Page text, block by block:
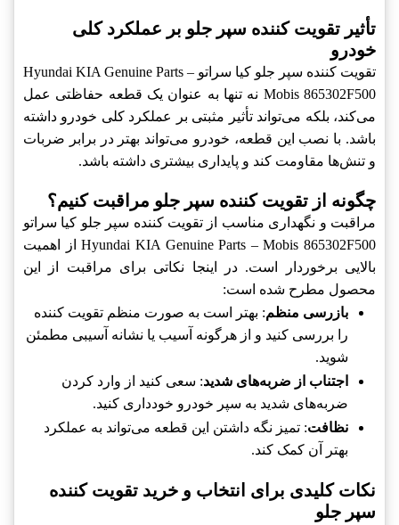
تأثیر تقویت کننده سپر جلو بر عملکرد کلی
خودرو
تقویت کننده سپر جلو کیا سراتو Hyundai KIA Genuine Parts –
Mobis 865302F500 نه تنها به عنوان یک قطعه حفاظتی عمل
می‌کند، بلکه می‌تواند تأثیر مثبتی بر عملکرد کلی خودرو داشته
باشد. با نصب این قطعه، خودرو می‌تواند بهتر در برابر ضربات
و تنش‌ها مقاومت کند و پایداری بیشتری داشته باشد.
چگونه از تقویت کننده سپر جلو مراقبت کنیم؟
مراقبت و نگهداری مناسب از تقویت کننده سپر جلو کیا سراتو
Hyundai KIA Genuine Parts – Mobis 865302F500 از اهمیت
بالایی برخوردار است. در اینجا نکاتی برای مراقبت از این
محصول مطرح شده است:
بازرسی منظم: بهتر است به صورت منظم تقویت کننده
را بررسی کنید و از هرگونه آسیب یا نشانه آسیبی مطمئن
شوید.
اجتناب از ضربه‌های شدید: سعی کنید از وارد کردن
ضربه‌های شدید به سپر خودرو خودداری کنید.
نظافت: تمیز نگه داشتن این قطعه می‌تواند به عملکرد
بهتر آن کمک کند.
نکات کلیدی برای انتخاب و خرید تقویت کننده
سپر جلو